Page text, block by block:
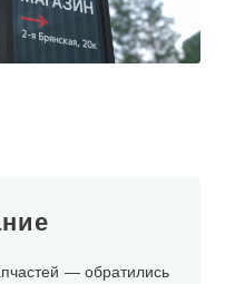
— обратились